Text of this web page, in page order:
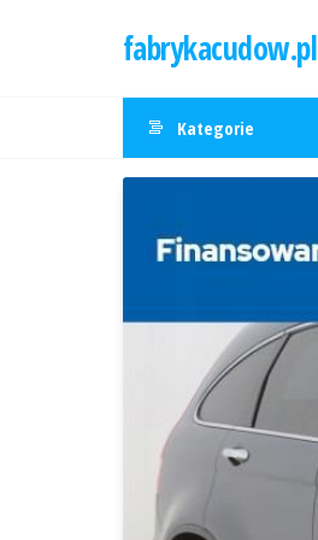
fabrykacudow.pl
Kategorie